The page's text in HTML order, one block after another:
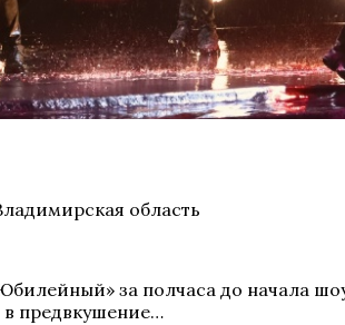
область
за полчаса до начала
предвкушение…